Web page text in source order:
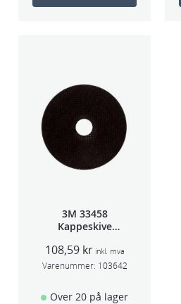
3M 33458
Kappeskive
5stk/pk pris/stk
108,59 kr inkl. mva
Varenummer: 103642
Over 20 på lager